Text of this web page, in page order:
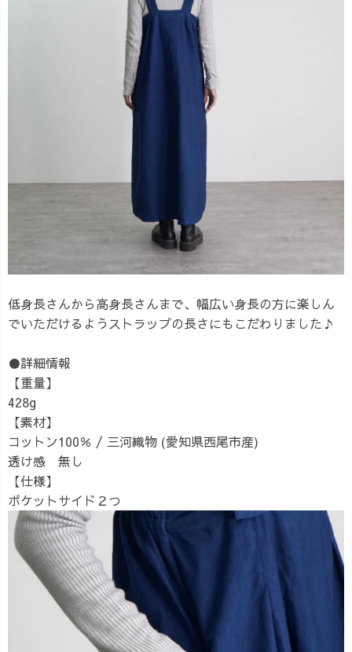
低身長さんから高身長さんまで、幅広い身長の方に楽しん
でいただけるようストラップの長さにもこだわりました♪
●詳細情報
【重量】
428g
【素材】
コットン100％ / 三河織物 (愛知県西尾市産)
透け感 無し
【仕様】
ポケットサイド２つ